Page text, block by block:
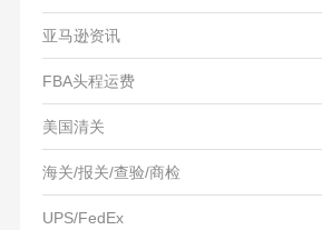
亚马逊资讯
FBA头程运费
美国清关
海关/报关/查验/商检
UPS/FedEx